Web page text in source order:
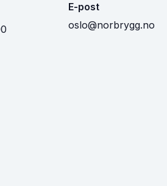
E-post
oslo@norbrygg.no